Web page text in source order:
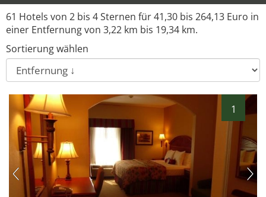
61 Hotels von 2 bis 4Sternen für41,30 bis 264,13 Euro in
einer Entfernung von 3,22 km bis 19,34 km.
Sortierung wählen
1